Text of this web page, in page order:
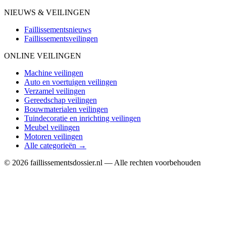
NIEUWS & VEILINGEN
Faillissementsnieuws
Faillissementsveilingen
ONLINE VEILINGEN
Machine veilingen
Auto en voertuigen veilingen
Verzamel veilingen
Gereedschap veilingen
Bouwmaterialen veilingen
Tuindecoratie en inrichting veilingen
Meubel veilingen
Motoren veilingen
Alle categorieën →
© 2026 faillissementsdossier.nl — Alle rechten voorbehouden